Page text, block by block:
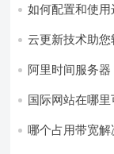
如何配置和使用
云更新技术助
阿里时间服务
国际网站在哪
哪个占用带宽解